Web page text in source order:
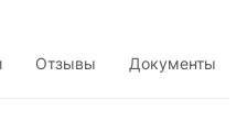
Отзывы Документы